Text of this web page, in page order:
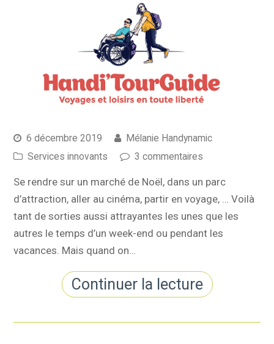
6 décembre 2019
Mélanie Handynamic
Services innovants
3 commentaires
Se rendre sur un marché de Noël, dans un parc
d’attraction, aller au cinéma, partir en voyage, … Voilà
tant de sorties aussi attrayantes les unes que les
autres le temps d’un week-end ou pendant les
vacances. Mais quand on…
Continuer la lecture